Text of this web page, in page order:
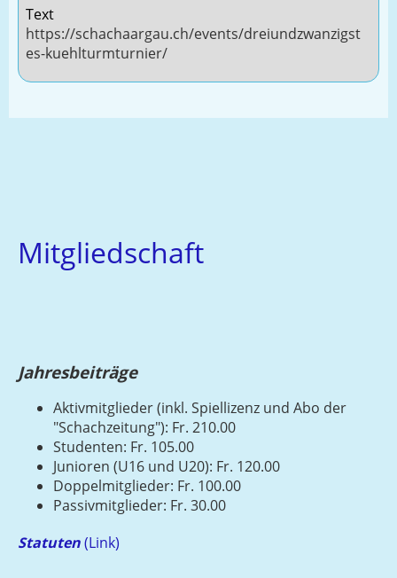
Text
https://schachaargau.ch/events/dreiundzwanzigst
es-kuehlturmturnier/
Mitgliedschaft
Jahresbeiträge
Aktivmitglieder (inkl. Spiellizenz und Abo der
"Schachzeitung"): Fr. 210.00
Studenten: Fr. 105.00
Junioren (U16 und U20): Fr. 120.00
Doppelmitglieder: Fr. 100.00
Passivmitglieder: Fr. 30.00
Statuten(Link)